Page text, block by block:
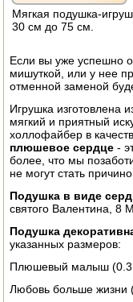
ДРОВОКОЛЫ
НАСТОЛЬНЫЕ
ЭЛЕКТРО И
ЭЛЕКТРО
СУШИЛКИ
СОКОВАРКИ
Мягкая подушка-
30 см до 75 см.
Если вы уже успешно
мишуткой, или у нее
отменной заменой
Игрушка изготовлена
мягкий и приятный
холлофайбер в
плюшевое сердце-
более, что мы
не могут стать
Подушка в виде
святого Валентина, 8
Подушка
указанных размеров:
Плюшевый малыш (0.3
Любовь больше жизни